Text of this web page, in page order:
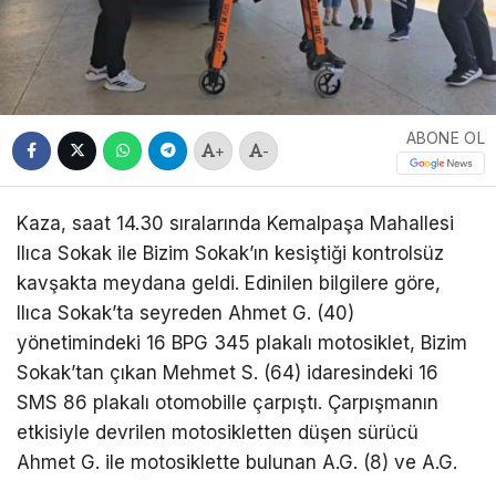
+ -
ABONE OL
Kaza, saat 14.30 sıralarında Kemalpaşa Mahallesi
Ilıca Sokak ile Bizim Sokak’ın kesiştiği kontrolsüz
kavşakta meydana geldi. Edinilen bilgilere göre,
Ilıca Sokak’ta seyreden Ahmet G. (40)
yönetimindeki 16 BPG 345 plakalı motosiklet, Bizim
Sokak’tan çıkan Mehmet S. (64) idaresindeki 16
SMS 86 plakalı otomobille çarpıştı. Çarpışmanın
etkisiyle devrilen motosikletten düşen sürücü
Ahmet G. ile motosiklette bulunan A.G. (8) ve A.G.